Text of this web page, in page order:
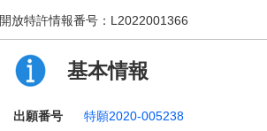
開放特許情報番号： L2022001366
基本情報
出願番号 特願2020-005238